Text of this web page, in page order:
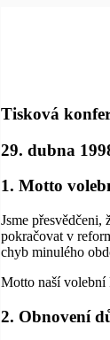
Tisková
29. dubna
1. Motto
Jsme
pokračovat v
chyb minulého
Motto naší volební
2. Obnovení